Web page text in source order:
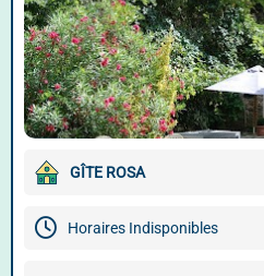
GÎTE ROSA
Horaires Indisponibles